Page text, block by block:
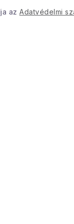
az Adatvédelmi